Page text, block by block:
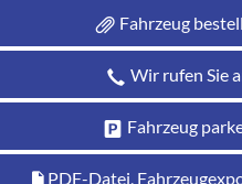
Fahrzeug
Wir rufen Sie
Fahrzeug
PDF-Datei,